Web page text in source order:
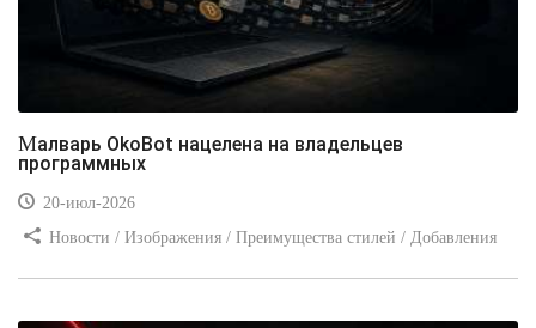
Малварь OkoBot нацелена на владельцев
программных
20-июл-2026
Новости / Изображения / Преимущества стилей / Добавления